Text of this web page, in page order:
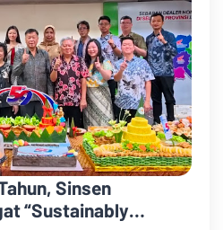
Sinsen
“Sustainably